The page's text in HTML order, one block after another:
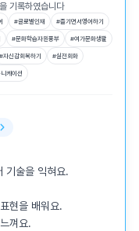
기록하였습니다
#글로벌인재 #즐기면서영어하기
#문화학습자원풍부 #여가문화생활
#자신감회복하기 #실전회화
케이션
기술을 익혀요.
현을 배워요.
껴요.